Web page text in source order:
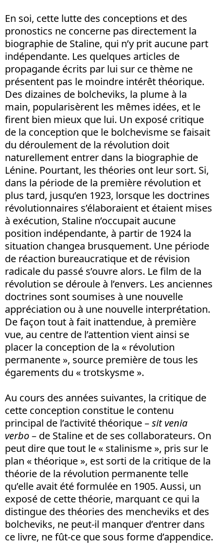
En soi, cette lutte des conceptions et des
pronostics ne concerne pas directement la
biographie de Staline, qui n’y prit aucune part
indépendante. Les quelques articles de
propagande écrits par lui sur ce thème ne
présentent pas le moindre intérêt théorique.
Des dizaines de bolcheviks, la plume à la
main, popularisèrent les mêmes idées, et le
firent bien mieux que lui. Un exposé critique
de la conception que le bolchevisme se faisait
du déroulement de la révolution doit
naturellement entrer dans la biographie de
Lénine. Pourtant, les théories ont leur sort. Si,
dans la période de la première révolution et
plus tard, jusqu’en 1923, lorsque les doctrines
révolutionnaires s’élaboraient et étaient mises
à exécution, Staline n’occupait aucune
position indépendante, à partir de 1924 la
situation changea brusquement. Une période
de réaction bureaucratique et de révision
radicale du passé s’ouvre alors. Le film de la
révolution se déroule à l’envers. Les anciennes
doctrines sont soumises à une nouvelle
appréciation ou à une nouvelle interprétation.
De façon tout à fait inattendue, à première
vue, au centre de l’attention vient ainsi se
placer la conception de la « révolution
permanente », source première de tous les
égarements du « trotskysme ».
Au cours des années suivantes, la critique de
cette conception constitue le contenu
principal de l’activité théorique –sit venia
verbo– de Staline et de ses collaborateurs. On
peut dire que tout le « stalinisme », pris sur le
plan « théorique », est sorti de la critique de la
théorie de la révolution permanente telle
qu’elle avait été formulée en 1905. Aussi, un
exposé de cette théorie, marquant ce qui la
distingue des théories des mencheviks et des
bolcheviks, ne peut-il manquer d’entrer dans
ce livre, ne fût-ce que sous forme d’appendice.